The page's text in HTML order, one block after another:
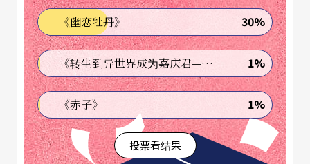
恐惧与不安。他们脱去身上的衣物，直白袒露内心
挣扎，将亲情、爱情与责任的矛盾展现得淋漓尽
致，也让观众不得不审视家庭的定义是否应改变。
多媒体影像的运用尤为出色。剧情以姐弟的成长背
景为基础，展现两人深厚的亲情羁绊。从小被教导
互相分享的他们，长大后却因姐姐提出的生育提议
《幽恋牡丹》 30%
《转生到异世界成为嘉庆君—发现我的祖先是诈骗集团!?》 1%
《赤子》 1%
投票看结果